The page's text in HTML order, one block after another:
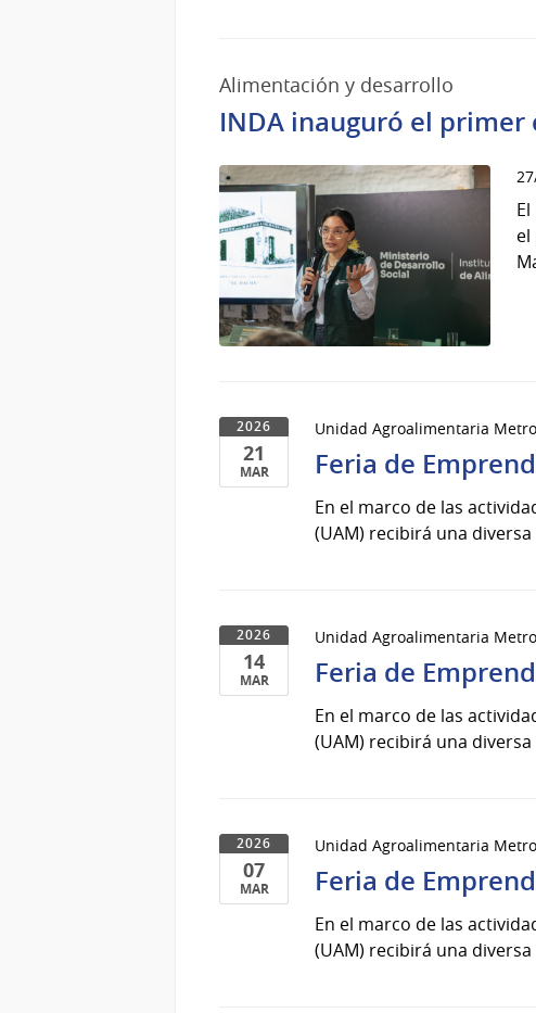
Alimentación y desarrollo
INDA inauguró el
el
2026
21
MAR
Unidad Agroalimentaria
Feria de
En el marco de las
(UAM) recibirá una
2026
14
MAR
Unidad Agroalimentaria
Feria de
En el marco de las
(UAM) recibirá una
2026
07
MAR
Unidad Agroalimentaria
Feria de
En el marco de las
(UAM) recibirá una